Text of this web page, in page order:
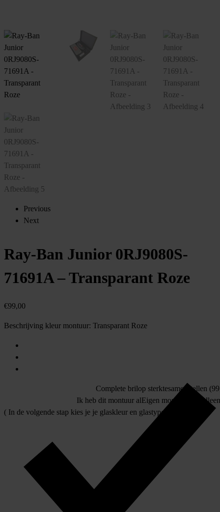
Previous
Next
Ray-Ban Junior 0RJ9080S-
71691A – Transparant Roze
€99,00
Beschrijving kleur montuur: Transparant Roze
Complete brilop sterktesamenstellen
Ik heb dit montuur alEigen montuur
( In de volgende stap kies je je glaskleur en glastype )